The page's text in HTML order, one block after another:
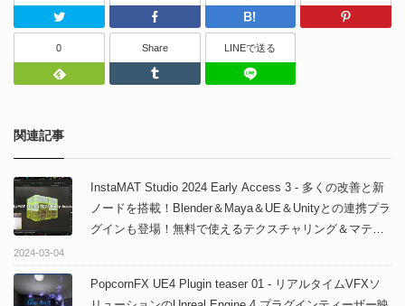
Twitter Facebook はてなブッ
0
Feedly
Share
Tumblr
LINEで送る
関連記事
InstaMAT Studio 2024 Early Access 3 - 多くの改善と新
ノードを搭載！Blender＆Maya＆UE＆Unityとの連携プラ
グインも登場！無料で使えるテクスチャリング＆マテリ
2024-03-04
PopcornFX UE4 Plugin teaser 01 - リアルタイムVFXソ